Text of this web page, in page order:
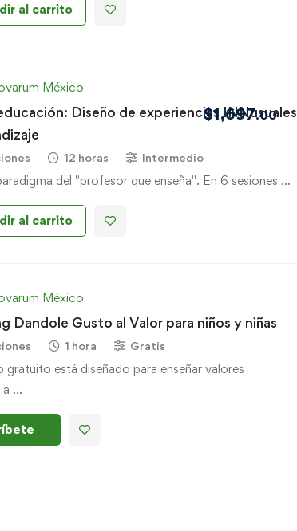
al carrito
México
Diseño de experiencias INNusuales
12 horas Intermedio
del "profesor que enseña". En 6 sesiones …
$1,697.00
al carrito
México
Dandole Gusto al Valor para niños y niñas
1 hora Gratis
gratuito está diseñado para enseñar valores
a …